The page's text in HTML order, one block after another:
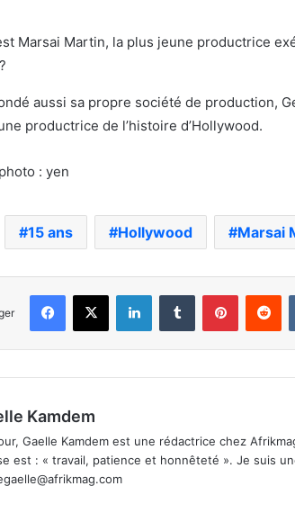
aussi sa propre société de production,
productrice de l’histoire d’Hollywood.
: yen
15 ans Hollywood Marsai
Facebook
X LinkedinTumblr Pinterest
Kamdem
Gaelle Kamdem est une rédactrice chez
est : « travail, patience et honnêteté ». Je suis